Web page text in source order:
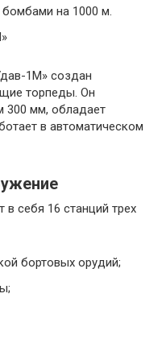
бомбами на 1000 м.
1М» создан
торпеды. Он
300 мм, обладает
в автоматическом
себя 16 станций трех
бортовых орудий;